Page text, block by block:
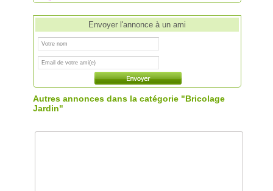
Envoyer l'annonce à un ami
Autres annonces dans la catégorie "Bricolage
Jardin"